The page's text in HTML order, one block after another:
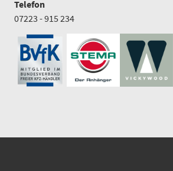
Telefon
07223 - 915 234